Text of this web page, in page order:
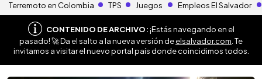
Terremoto en Colombia TPS Juegos Empleos El Salvador
CONTENIDO DE ARCHIVO:¡Estás navegando en el
pasado! 🚀 Da el salto a la nueva versión deelsalvador.com . Te
invitamos a visitar el nuevo portal país donde coincidimos todos.